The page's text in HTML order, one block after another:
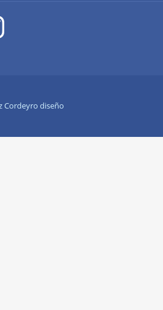
Cordeyro diseño